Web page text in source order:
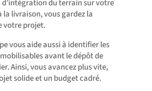
du terrain sur votre
la livraison, vous gardez la
votre projet.
vous aide aussi à identifier les
avant le dépôt de
Ainsi, vous avancez plus vite,
solide et un budget cadré.